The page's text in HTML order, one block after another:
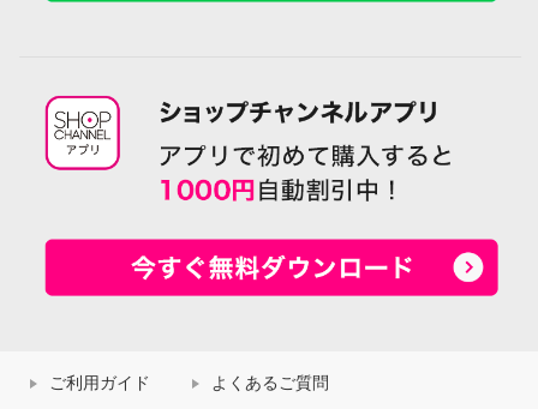
ご利用ガイド よくあるご質問